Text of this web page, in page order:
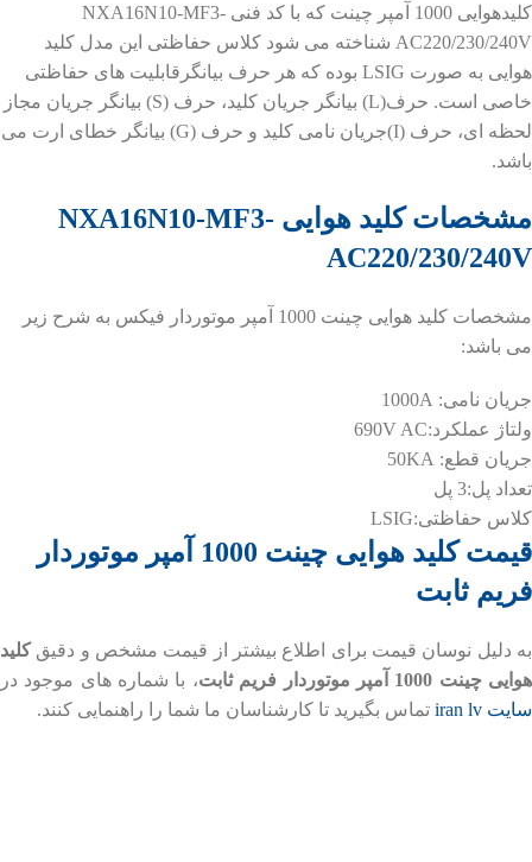
کلیدهوایی 1000 آمپر چینت که با کد فنی NXA16N10-MF3-
AC220/230/240V شناخته می شود کلاس حفاظتی این مدل کلید
هوایی به صورت LSIG بوده که هر حرف بیانگرقابلیت های حفاظتی
خاصی است. حرف(L) بیانگر جریان کلید، حرف (S) بیانگر جریان مجاز
لحظه ای، حرف (I)جریان نامی کلید و حرف (G) بیانگر خطای ارت می
باشد.
مشخصات کلید هوایی NXA16N10-MF3-
AC220/230/240V
مشخصات کلید هوایی چینت 1000 آمپر موتوردار فیکس به شرح زیر
می باشد:
جریان نامی: 1000A
ولتاژ عملکرد:690V AC
جریان قطع: 50KA
تعداد پل:3 پل
کلاس حفاظتی:LSIG
قیمت کلید هوایی چینت 1000 آمپر موتوردار
فریم ثابت
به دلیل نوسان قیمت برای اطلاع بیشتر از قیمت مشخص و دقیقکلید
هوایی چینت 1000 آمپر موتوردار فریم ثابت
، با شماره های موجود در
سایت iran lv
تماس بگیرید تا کارشناسان ما شما را راهنمایی کنند.